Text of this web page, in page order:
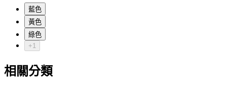
藍色
黃色
綠色
+1
相關分類